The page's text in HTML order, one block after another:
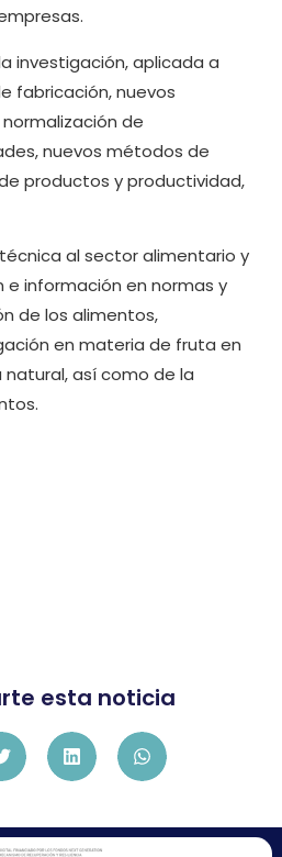
investigación, aplicada a
fabricación, nuevos
de
nuevos métodos de
productos y productividad,
al sector alimentario y
información en normas y
de los alimentos,
en materia de fruta en
así como de la
esta noticia